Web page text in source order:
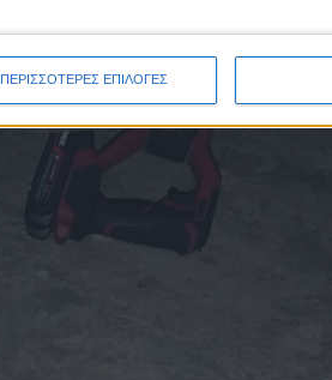
ΠΕΡΙΣΣΟΤΕΡΕΣ ΕΠΙΛΟΓΕΣ